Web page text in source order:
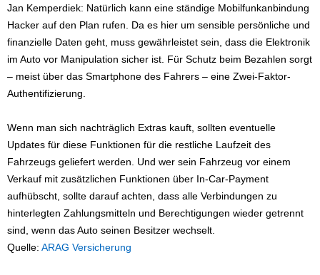
Jan Kemperdiek: Natürlich kann eine ständige Mobilfunkanbindung
Hacker auf den Plan rufen. Da es hier um sensible persönliche und
finanzielle Daten geht, muss gewährleistet sein, dass die Elektronik
im Auto vor Manipulation sicher ist. Für Schutz beim Bezahlen sorgt
– meist über das Smartphone des Fahrers – eine Zwei-Faktor-
Authentifizierung.
Wenn man sich nachträglich Extras kauft, sollten eventuelle
Updates für diese Funktionen für die restliche Laufzeit des
Fahrzeugs geliefert werden. Und wer sein Fahrzeug vor einem
Verkauf mit zusätzlichen Funktionen über In-Car-Payment
aufhübscht, sollte darauf achten, dass alle Verbindungen zu
hinterlegten Zahlungsmitteln und Berechtigungen wieder getrennt
sind, wenn das Auto seinen Besitzer wechselt.
Quelle: ARAG Versicherung